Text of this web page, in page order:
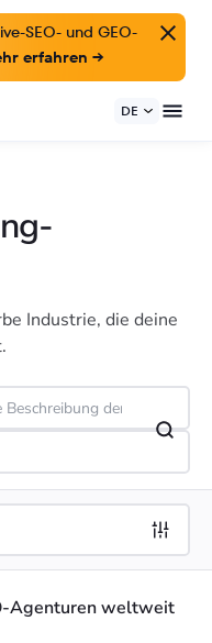
SEO- und GEO-
erfahren →
DE
Industrie, die deine
Agenturen weltweit